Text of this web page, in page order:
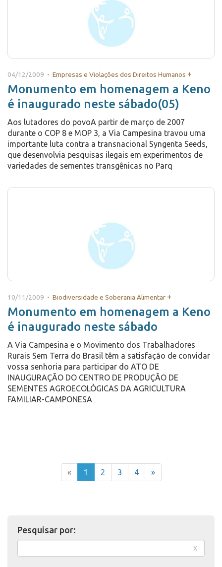
04/12/2009 • Empresas e Violações dos Direitos Humanos +
Monumento em homenagem a Keno
é inaugurado neste sábado(05)
Aos lutadores do povoA partir de março de 2007
durante o COP 8 e MOP 3, a Via Campesina travou uma
importante luta contra a transnacional Syngenta Seeds,
que desenvolvia pesquisas ilegais em experimentos de
variedades de sementes transgênicas no Parq
10/11/2009 • Biodiversidade e Soberania Alimentar +
Monumento em homenagem a Keno
é inaugurado neste sábado
A Via Campesina e o Movimento dos Trabalhadores
Rurais Sem Terra do Brasil têm a satisfação de convidar
vossa senhoria para participar do ATO DE
INAUGURAÇÃO DO CENTRO DE PRODUÇÃO DE
SEMENTES AGROECOLÓGICAS DA AGRICULTURA
FAMILIAR-CAMPONESA
« 1 2 3 4 »
Pesquisar por:
x